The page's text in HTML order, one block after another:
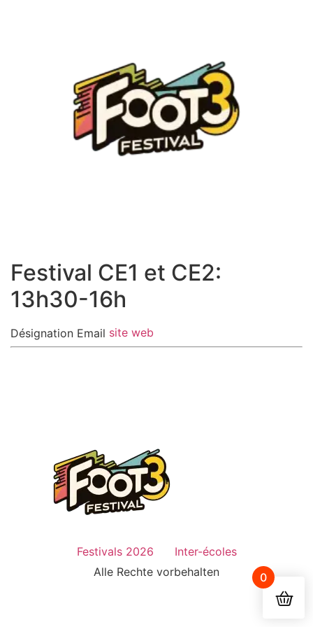
Festival CE1 et CE2:
13h30-16h
Désignation Email site web
Festivals 2026
Inter-écoles
Alle Rechte vorbehalten
0